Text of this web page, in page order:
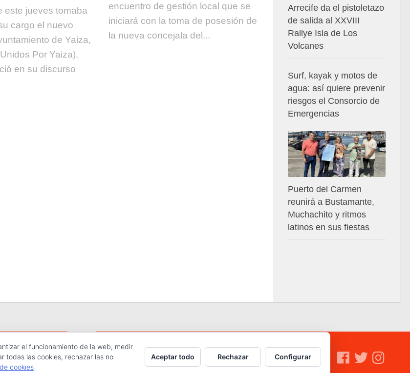
este jueves tomaba
cargo el nuevo
de Yaiza,
Por Yaiza),
en su discurso
encuentro de gestión local que se
iniciará con la toma de posesión de
la nueva concejala del...
Arrecife da el pistoletazo
de salida al XXVIII
Rallye Isla de Los
Volcanes
Surf, kayak y motos de
agua: así quiere prevenir
riesgos el Consorcio de
Emergencias
Puerto del Carmen
reunirá a Bustamante,
Muchachito y ritmos
latinos en sus fiestas
el funcionamiento de la web, medir
todas las cookies, rechazar las no
cookies
Aceptar todo Rechazar Configurar